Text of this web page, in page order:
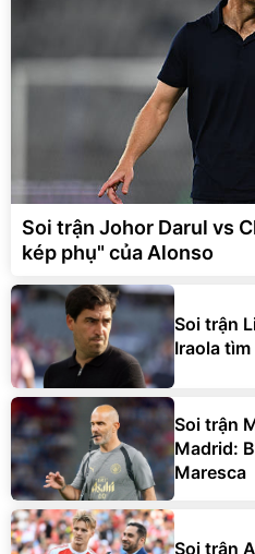
Soi trận Johor Darul vs
kép phụ" của Alonso
Soi trận
Iraola
Soi trận
Madrid:
Maresca
Soi trận